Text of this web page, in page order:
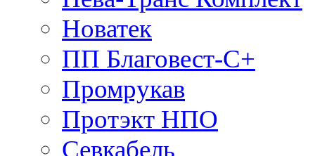
Новатек
ПП Благовест-С+
Промрукав
Протэкт НПО
Севкабель